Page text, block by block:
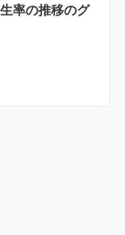
率の推移のグ